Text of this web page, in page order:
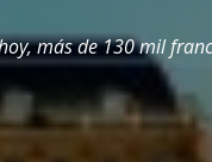
más de 130 mil